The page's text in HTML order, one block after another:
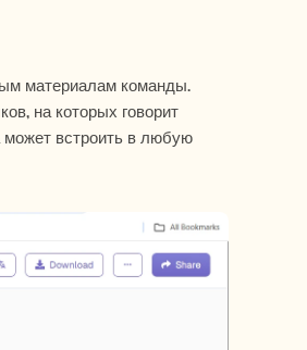
материалам команды.
на которых говорит
компания. Затем опубликуйте с помощью ссылки на общую страницу (Shared Page), которую команда может встроить в любую